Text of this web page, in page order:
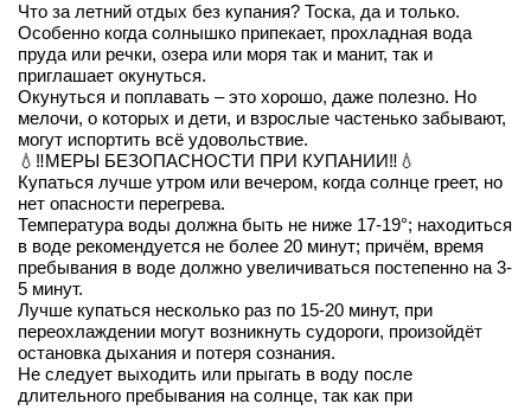
Что за летний отдых без купания? Тоска, да и только.
Особенно когда солнышко припекает, прохладная вода
пруда или речки, озера или моря так и манит, так и
приглашает окунуться.
Окунуться и поплавать – это хорошо, даже полезно. Но
мелочи, о которых и дети, и взрослые частенько забывают,
могут испортить всё удовольствие.
💧‼МЕРЫ БЕЗОПАСНОСТИ ПРИ КУПАНИИ‼💧
Купаться лучше утром или вечером, когда солнце греет, но
нет опасности перегрева.
Температура воды должна быть не ниже 17-19°; находиться
в воде рекомендуется не более 20 минут; причём, время
пребывания в воде должно увеличиваться постепенно на 3-
5 минут.
Лучше купаться несколько раз по 15-20 минут, при
переохлаждении могут возникнуть судороги, произойдёт
остановка дыхания и потеря сознания.
Не следует выходить или прыгать в воду после
длительного пребывания на солнце, так как при